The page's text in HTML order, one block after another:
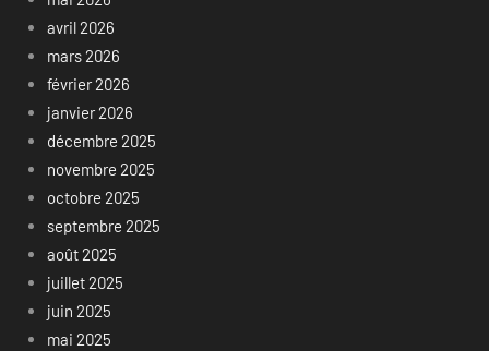
avril 2026
mars 2026
février 2026
janvier 2026
décembre 2025
novembre 2025
octobre 2025
septembre 2025
août 2025
juillet 2025
juin 2025
mai 2025